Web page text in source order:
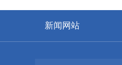
新闻网站